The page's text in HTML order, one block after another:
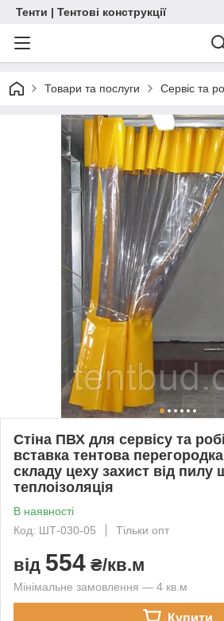
Тенти | Тентові конструкції
Товари та послуги Сервіс та
Стіна ПВХ для сервісу та
вставка тентова
складу цеху захист від пилу
теплоізоляція
В наявності
Код: ШТ-030-05
Тільки опт
від 554 ₴/кв.м
Мінімальне замовлення — 4 кв.м
Купити